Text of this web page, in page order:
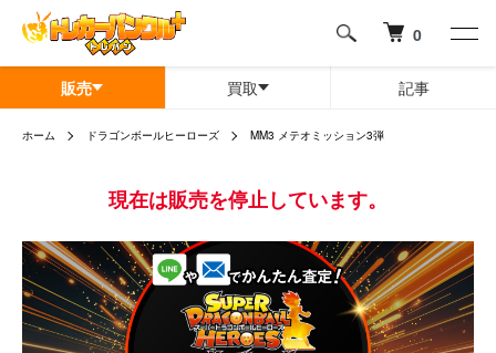
0
販売 買取 記事
ホーム ドラゴンボールヒーローズ MM3 メテオミッション3弾
現在は販売を停止しています。